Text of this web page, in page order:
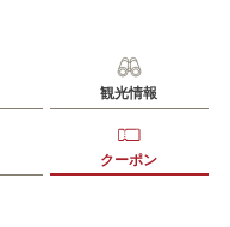
観光情報
クーポン